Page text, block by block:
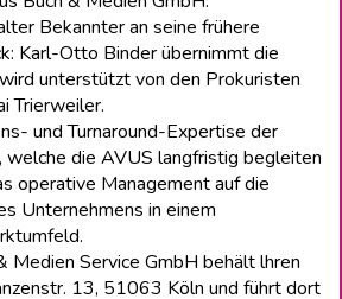
Bekannter an seine frühere
Karl-Otto Binder übernimmt die
unterstützt von den Prokuristen
Trierweiler.
und Turnaround-Expertise der
welche die AVUS langfristig begleiten
operative Management auf die
Unternehmens in einem
Medien Service GmbH behält lhren
13, 51063 Köln und führt dort